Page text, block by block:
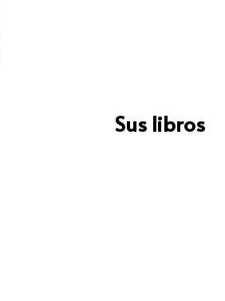
Sus libros